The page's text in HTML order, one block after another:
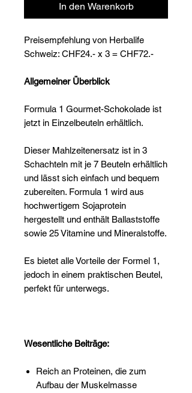
In den Warenkorb
Preisempfehlung von Herbalife
Schweiz: CHF24.- x 3 = CHF72.-
Allgemeiner Überblick
Formula 1 Gourmet-Schokolade ist
jetzt in Einzelbeuteln erhältlich.
Dieser Mahlzeitenersatz ist in 3
Schachteln mit je 7 Beuteln erhältlich
und lässt sich einfach und bequem
zubereiten. Formula 1 wird aus
hochwertigem Sojaprotein
hergestellt und enthält Ballaststoffe
sowie 25 Vitamine und Mineralstoffe.
Es bietet alle Vorteile der Formel 1,
jedoch in einem praktischen Beutel,
perfekt für unterwegs.
Wesentliche Beiträge:
Reich an Proteinen, die zum
Aufbau der Muskelmasse